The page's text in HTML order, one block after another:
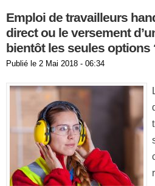
Emploi de travailleurs
direct ou le versement
bientôt les seules options
Publié le 2 Mai 2018 - 06:34